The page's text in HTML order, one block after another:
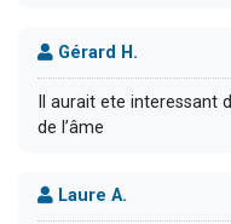
Gérard H.
Il aurait ete interessant
de l’âme
Laure A.